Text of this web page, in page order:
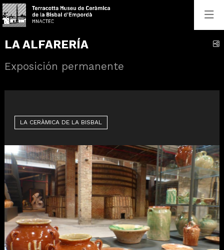
LA ALFARERÍA
Exposición permanente
LA CERÀMICA DE LA BISBAL